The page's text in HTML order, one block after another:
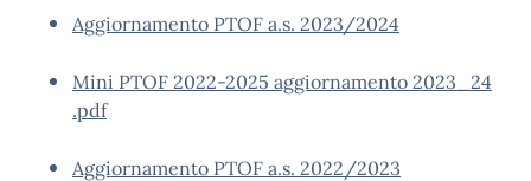
Aggiornamento PTOF a.s. 2023/2024
Mini PTOF 2022-2025 aggiornamento 2023_24
.pdf
Aggiornamento PTOF a.s. 2022/2023